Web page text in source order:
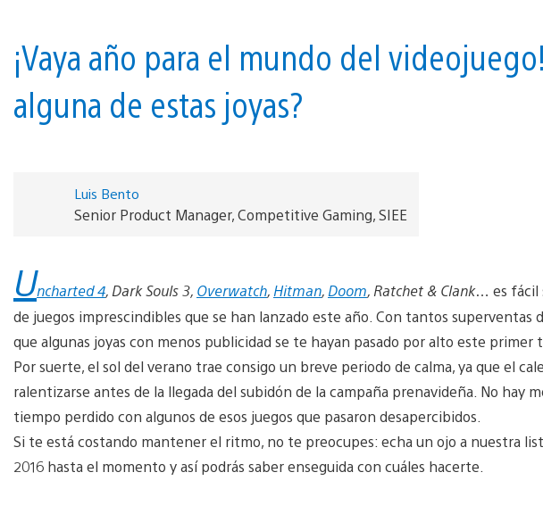
¡Vaya año para el mundo del
alguna de estas joyas?
Luis Bento
Senior Product Manager, Competitive Gaming, SIEE
Uncharted 4, Dark Souls 3, Overwatch, Hitman, Doom, Ratchet & Clank… es fácil
de juegos imprescindibles que se han lanzado este año. Con tantos superventas
que algunas joyas con menos publicidad se te hayan pasado por alto este primer
Por suerte, el sol del verano trae consigo un breve periodo de calma, ya que el
ralentizarse antes de la llegada del subidón de la campaña prenavideña. No hay
tiempo perdido con algunos de esos juegos que pasaron desapercibidos.
Si te está costando mantener el ritmo, no te preocupes: echa un ojo a nuestra
2016 hasta el momento y así podrás saber enseguida con cuáles hacerte.